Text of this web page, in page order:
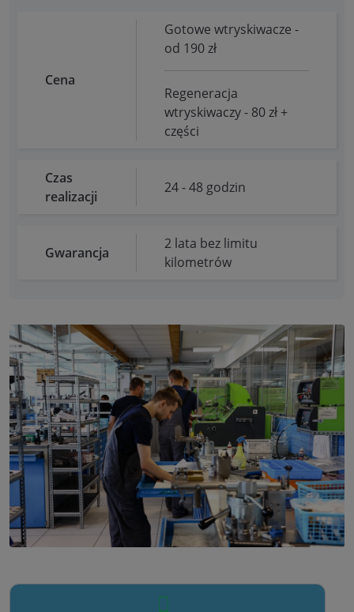
Cena
Gotowe wtryskiwacze -
od 190 zł
Regeneracja
wtryskiwaczy - 80 zł +
części
Czas
realizacji
24 - 48 godzin
Gwarancja
2 lata bez limitu
kilometrów